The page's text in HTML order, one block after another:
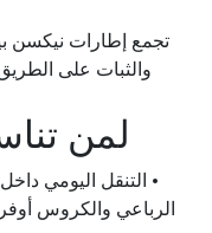
تجمع إطارات نيكسن بين
والثبات على
لمن
• التنقل اليومي
الرباعي والكروس